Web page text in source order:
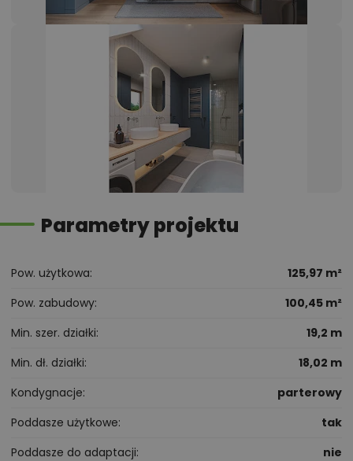
Parametry projektu
Pow. użytkowa
125,97 m²
Pow. zabudowy
100,45 m²
Min. szer. działki
19,2 m
Min. dł. działki
18,02 m
Kondygnacje
parterowy
Poddasze użytkowe
tak
Poddasze do adaptacji
nie